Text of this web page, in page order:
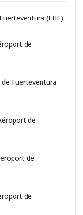
(FUE)
de
Fuerteventura
de
de
de